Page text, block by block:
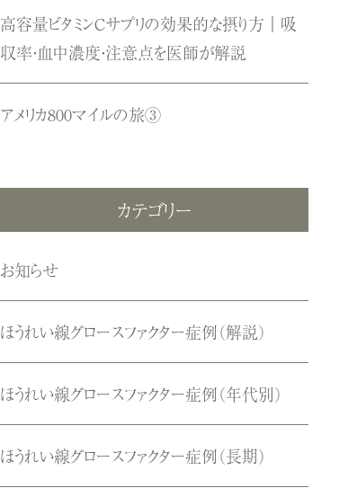
高容量ビタミンCサプリの効果的な摂り方｜吸
収率・血中濃度・注意点を医師が解説
アメリカ800マイルの旅③
カテゴリー
お知らせ
ほうれい線グロースファクター症例（解説）
ほうれい線グロースファクター症例（年代別）
ほうれい線グロースファクター症例（長期）